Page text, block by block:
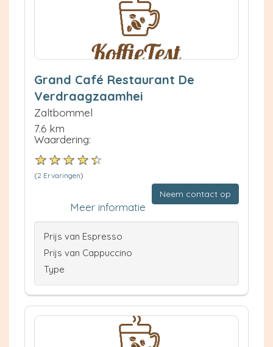
Grand Café Restaurant De
Verdraagzaamhei
Zaltbommel
7.6 km
Waardering:
(2 Ervaringen)
Neem contact op
Meer informatie
Prijs van Espresso
Prijs van Cappuccino
Type